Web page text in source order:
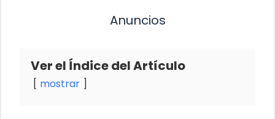
Anuncios
Ver el Índice del Artículo
mostrar